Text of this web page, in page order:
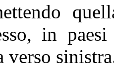
in
verso